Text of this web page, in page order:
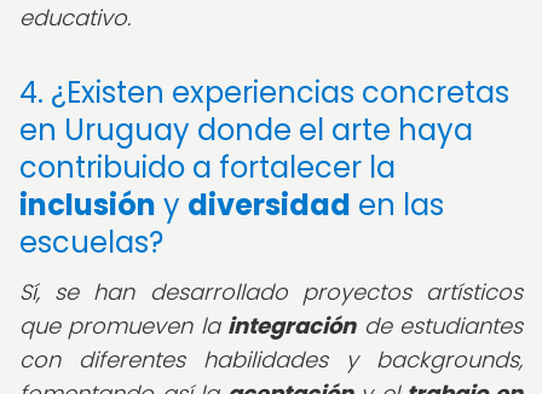
educativo.
4. ¿Existen experiencias concretas
en Uruguay donde el arte haya
contribuido a fortalecer la
inclusión y diversidad en las
escuelas?
Sí, se han desarrollado proyectos artísticos
que promueven la integraciónde estudiantes
con diferentes habilidades y backgrounds,